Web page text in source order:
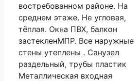
востребованном районе. На
среднем этаже. Не угловая,
тёплая. Окна ПВХ, балкон
застекленМПР. Все наружные
стены утеплены . Санузел
раздельный, трубы пластик
Металлическая входная